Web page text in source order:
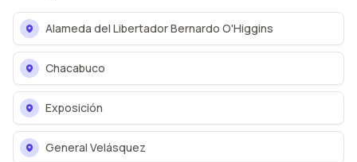
Alameda del Libertador Bernardo O'Higgins
Chacabuco
Exposición
General Velásquez